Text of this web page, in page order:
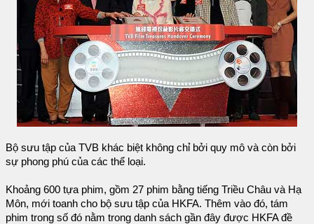
Bộ sưu tập của TVB khác biệt không chỉ bởi quy mô và còn bởi
sự phong phú của các thể loại.
Khoảng 600 tựa phim, gồm 27 phim bằng tiếng Triều Châu và Hạ
Môn, mới toanh cho bộ sưu tập của HKFA. Thêm vào đó, tám
phim trong số đó nằm trong danh sách gần đây được HKFA đề